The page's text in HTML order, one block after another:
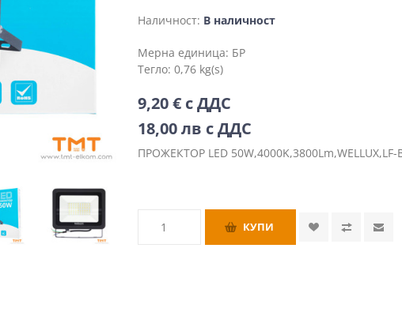
Наличност: В наличност
Мерна единица: БР
Тегло:0,76 kg(s)
9,20 € с ДДС
18,00 лв с ДДС
ПРОЖЕКТОР LED